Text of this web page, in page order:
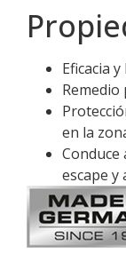
Eficacia
en la
Conduce
escape